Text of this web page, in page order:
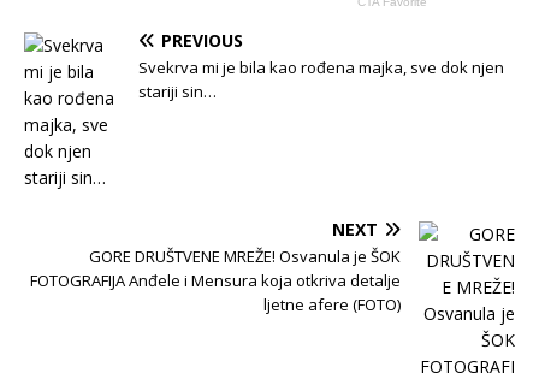
PREVIOUS
Svekrva mi je bila kao rođena majka, sve dok njen
stariji sin…
NEXT
GORE DRUŠTVENE MREŽE! Osvanula je ŠOK
FOTOGRAFIJA Anđele i Mensura koja otkriva detalje
ljetne afere (FOTO)